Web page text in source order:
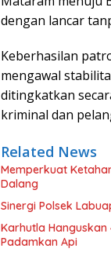
dengan lancar
Keberhasilan
mengawal
ditingkatkan
kriminal dan
Related News
Memperkuat
Dalang
Sinergi Polsek
Karhutla Hanguskan
Padamkan Api